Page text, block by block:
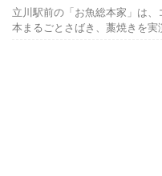
立川駅前の「お魚総本家」は
本まるごとさばき、藁焼きを